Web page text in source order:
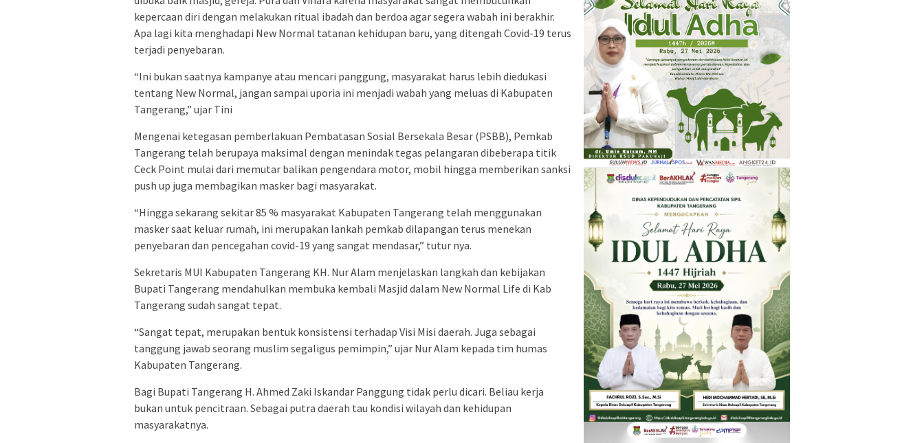
kepercaan diri dengan melakukan ritual ibadah dan berdoa agar segera wabah ini berakhir.
Apa lagi kita menghadapi New Normal tatanan kehidupan baru, yang ditengah Covid-19 terus
terjadi penyebaran.
“Ini bukan saatnya kampanye atau mencari panggung, masyarakat harus lebih diedukasi
tentang New Normal, jangan sampai uporia ini menjadi wabah yang meluas di Kabupaten
Tangerang,” ujar Tini
Mengenai ketegasan pemberlakuan Pembatasan Sosial Bersekala Besar (PSBB), Pemkab
Tangerang telah berupaya maksimal dengan menindak tegas pelangaran dibeberapa titik
Ceck Point mulai dari memutar balikan pengendara motor, mobil hingga memberikan sanksi
push up juga membagikan masker bagi masyarakat.
“Hingga sekarang sekitar 85 % masyarakat Kabupaten Tangerang telah menggunakan
masker saat keluar rumah, ini merupakan lankah pemkab dilapangan terus menekan
penyebaran dan pencegahan covid-19 yang sangat mendasar,” tutur nya.
Sekretaris MUI Kabupaten Tangerang KH. Nur Alam menjelaskan langkah dan kebijakan
Bupati Tangerang mendahulkan membuka kembali Masjid dalam New Normal Life di Kab
Tangerang sudah sangat tepat.
“Sangat tepat, merupakan bentuk konsistensi terhadap Visi Misi daerah. Juga sebagai
tanggung jawab seorang muslim segaligus pemimpin,” ujar Nur Alam kepada tim humas
Kabupaten Tangerang.
Bagi Bupati Tangerang H. Ahmed Zaki Iskandar Panggung tidak perlu dicari. Beliau kerja
bukan untuk pencitraan. Sebagai putra daerah tau kondisi wilayah dan kehidupan
masyarakatnya.